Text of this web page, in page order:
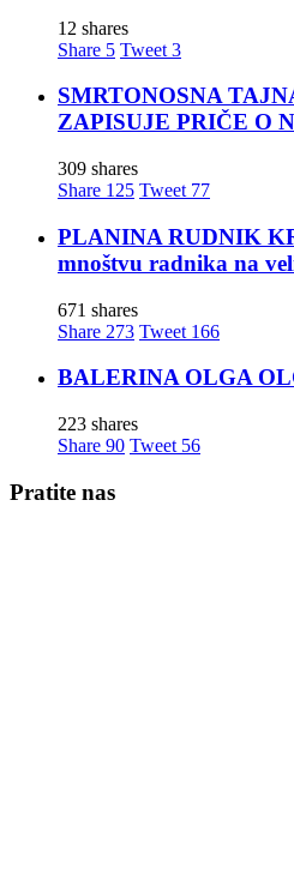
12 shares
Share 5 Tweet 3
SMRTONOSNA
ZAPISUJE PRIČE O
309 shares
Share 125 Tweet 77
PLANINA RUDNIK
mnoštvu radnika na
671 shares
Share 273 Tweet 166
BALERINA OLGA
223 shares
Share 90 Tweet 56
Pratite nas